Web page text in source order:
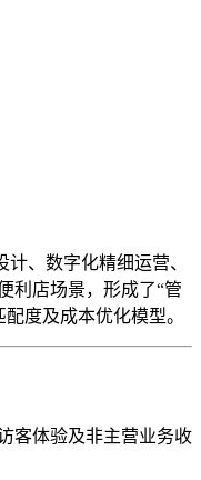
、数字化精细运营、
利店场景，形成了“管
度及成本优化模型。
客体验及非主营业务收